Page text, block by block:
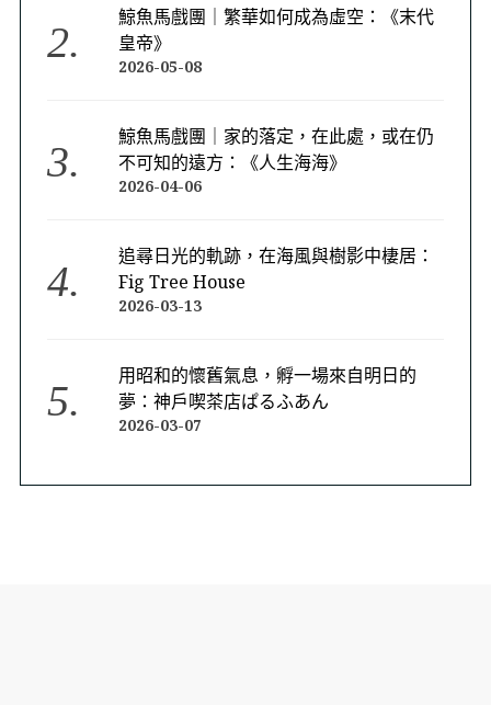
鯨魚馬戲團｜繁華如何成為虛空：《末代
皇帝》
2026-05-08
鯨魚馬戲團｜家的落定，在此處，或在仍
不可知的遠方：《人生海海》
2026-04-06
追尋日光的軌跡，在海風與樹影中棲居：
Fig Tree House
2026-03-13
用昭和的懷舊氣息，孵一場來自明日的
夢：神戶喫茶店ぱるふあん
2026-03-07